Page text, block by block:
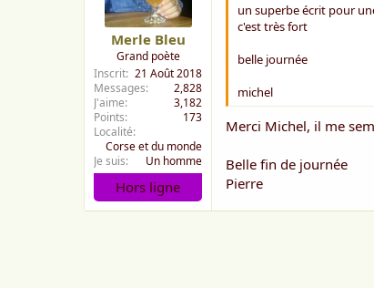
Merle Bleu
Grand poète
Inscrit 21 Août 2018
Messages
2,828
J'aime
3,182
Points
173
Localité
Corse et du monde
Je suis
Un homme
Hors ligne
un superbe écrit pour
c'est très fort
belle journée
michel
Merci Michel, il me
Belle fin de journée
Pierre